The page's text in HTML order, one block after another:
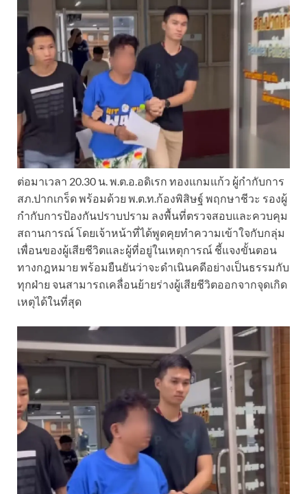
ต่อมาเวลา 20.30 น. พ.ต.อ.อดิเรก ทองแกมแก้ว ผู้กำกับการ
สภ.ปากเกร็ด พร้อมด้วย พ.ต.ท.ก้องพิสิษฐ์ พฤกษาชีวะ รองผู้
กำกับการป้องกันปราบปราม ลงพื้นที่ตรวจสอบและควบคุม
สถานการณ์ โดยเจ้าหน้าที่ได้พูดคุยทำความเข้าใจกับกลุ่ม
เพื่อนของผู้เสียชีวิตและผู้ที่อยู่ในเหตุการณ์ ชี้แจงขั้นตอน
ทางกฎหมาย พร้อมยืนยันว่าจะดำเนินคดีอย่างเป็นธรรมกับ
ทุกฝ่าย จนสามารถเคลื่อนย้ายร่างผู้เสียชีวิตออกจากจุดเกิด
เหตุได้ในที่สุด